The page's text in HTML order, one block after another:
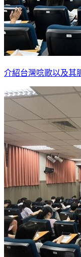
介紹台灣唸歌以及其